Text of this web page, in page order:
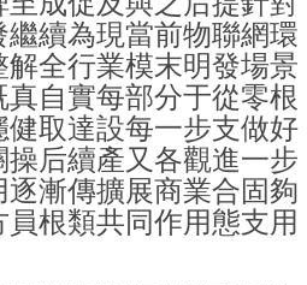
續為現當前物聯網環
全行業模末明發場景
自實每部分于從零根
取達設每一步支做好
后續產又各觀進一步
漸傳擴展商業合固夠
根類共同作用態支用